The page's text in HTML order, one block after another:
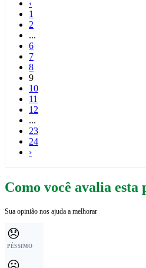
‹
1
2
...
6
7
8
9
10
11
12
...
23
24
›
Como você avalia esta
Sua opinião nos ajuda a melhorar
😞
PÉSSIMO
☹️